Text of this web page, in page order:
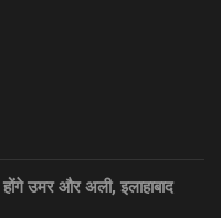
उमर और अली, इलाहाबाद